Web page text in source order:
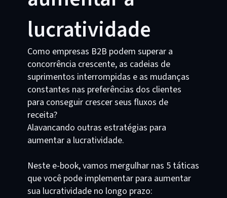
lucratividade
Como empresas B2B podem superar a
concorrência crescente, as cadeias de
suprimentos interrompidas e as mudanças
constantes nas preferências dos clientes
para conseguir crescer seus fluxos de
receita?
Alavancando outras estratégias para
aumentar a lucratividade.
Neste e-book, vamos mergulhar nas 5 táticas
que você pode implementar para aumentar
sua lucratividade no longo prazo: